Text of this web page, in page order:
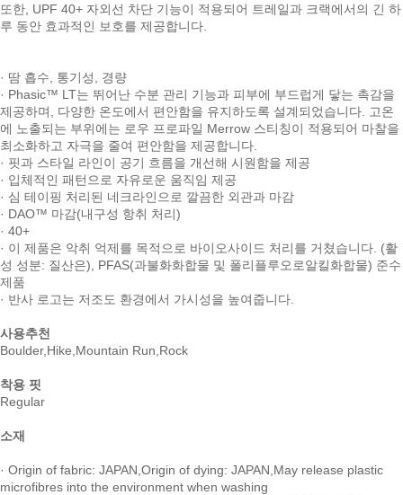
또한, UPF 40+ 자외선 차단 기능이 적용되어 트레일과 크랙에서의 긴 하
루 동안 효과적인 보호를 제공합니다.
· 땀 흡수, 통기성, 경량
· Phasic™ LT는 뛰어난 수분 관리 기능과 피부에 부드럽게 닿는 촉감을
제공하며, 다양한 온도에서 편안함을 유지하도록 설계되었습니다. 고온
에 노출되는 부위에는 로우 프로파일 Merrow 스티칭이 적용되어 마찰을
최소화하고 자극을 줄여 편안함을 제공합니다.
· 핏과 스타일 라인이 공기 흐름을 개선해 시원함을 제공
· 입체적인 패턴으로 자유로운 움직임 제공
· 심 테이핑 처리된 네크라인으로 깔끔한 외관과 마감
· DAO™ 마감(내구성 항취 처리)
· 40+
· 이 제품은 악취 억제를 목적으로 바이오사이드 처리를 거쳤습니다. (활
성 성분: 질산은), PFAS(과불화화합물 및 폴리플루오로알킬화합물) 준수
제품
· 반사 로고는 저조도 환경에서 가시성을 높여줍니다.
사용추천
Boulder,Hike,Mountain Run,Rock
착용 핏
Regular
소재
· Origin of fabric: JAPAN,Origin of dying: JAPAN,May release plastic
microfibres into the environment when washing